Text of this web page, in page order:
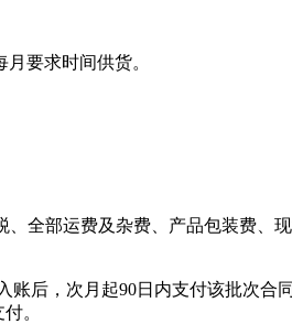
要求时间供货。
全部运费及杂费、产品包装费、
后，次月起90日内支付该批次合
。